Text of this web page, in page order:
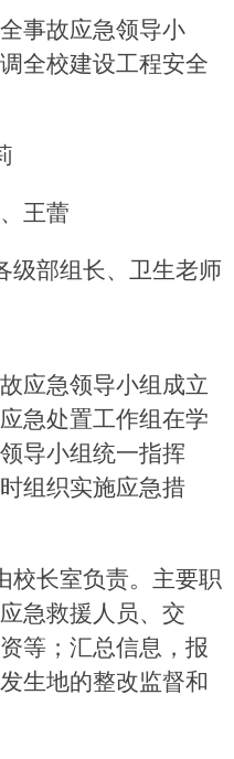
事故应急领导小
全校建设工程安全
王蕾
级部组长、卫生老师
应急领导小组成立
急处置工作组在学
导小组统一指挥
组织实施应急措
校长室负责。主要职
急救援人员、交
等；汇总信息，报
生地的整改监督和